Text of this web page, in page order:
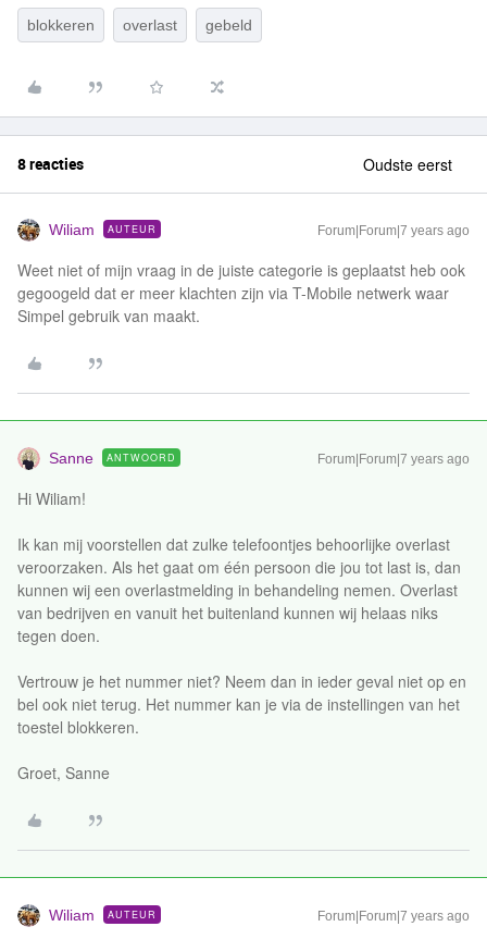
blokkeren overlast gebeld
8 reacties Oudste eerst
Wiliam AUTEUR Forum|Forum|7 years ago
Weet niet of mijn vraag in de juiste categorie is geplaatst heb ook
gegoogeld dat er meer klachten zijn via T-Mobile netwerk waar
Simpel gebruik van maakt.
Sanne ANTWOORD Forum|Forum|7 years ago
Hi Wiliam!
Ik kan mij voorstellen dat zulke telefoontjes behoorlijke overlast
veroorzaken. Als het gaat om één persoon die jou tot last is, dan
kunnen wij een overlastmelding in behandeling nemen. Overlast
van bedrijven en vanuit het buitenland kunnen wij helaas niks
tegen doen.
Vertrouw je het nummer niet? Neem dan in ieder geval niet op en
bel ook niet terug. Het nummer kan je via de instellingen van het
toestel blokkeren.
Groet, Sanne
Wiliam AUTEUR Forum|Forum|7 years ago